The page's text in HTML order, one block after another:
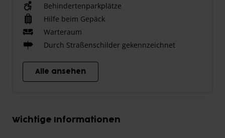
Behindertenparkplätze
Hilfe beim Gepäck
Warteraum
Durch Straßenschilder gekennzeichnet
Alle ansehen
Wichtige Informationen